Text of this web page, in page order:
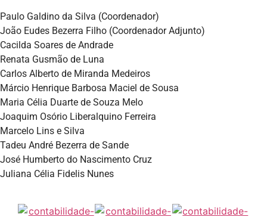
Paulo Galdino da Silva (Coordenador)
João Eudes Bezerra Filho (Coordenador Adjunto)
Cacilda Soares de Andrade
Renata Gusmão de Luna
Carlos Alberto de Miranda Medeiros
Márcio Henrique Barbosa Maciel de Sousa
Maria Célia Duarte de Souza Melo
Joaquim Osório Liberalquino Ferreira
Marcelo Lins e Silva
Tadeu André Bezerra de Sande
José Humberto do Nascimento Cruz
Juliana Célia Fidelis Nunes